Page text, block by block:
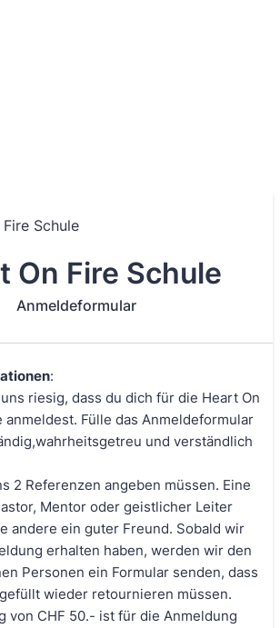
On Fire Schule
Anmeldeformular
:
riesig, dass du dich für die Heart On
anmeldest. Fülle das Anmeldeformular
und verständlich
2 Referenzen angeben müssen. Eine
Mentor oder geistlicher Leiter
andere ein guter Freund. Sobald wir
erhalten haben, werden wir den
Personen ein Formular senden, dass
wieder retournieren müssen.
von CHF 50.- ist für die Anmeldung